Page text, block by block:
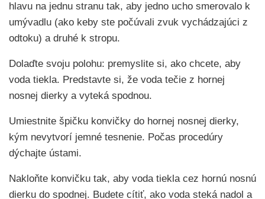
hlavu na jednu stranu tak, aby jedno ucho smerovalo k
umývadlu (ako keby ste počúvali zvuk vychádzajúci z
odtoku) a druhé k stropu.
Dolaďte svoju polohu: premyslite si, ako chcete, aby
voda tiekla. Predstavte si, že voda tečie z hornej
nosnej dierky a vyteká spodnou.
Umiestnite špičku konvičky do hornej nosnej dierky,
kým nevytvorí jemné tesnenie. Počas procedúry
dýchajte ústami.
Nakloňte konvičku tak, aby voda tiekla cez hornú nosnú
dierku do spodnej. Budete cítiť, ako voda steká nadol a